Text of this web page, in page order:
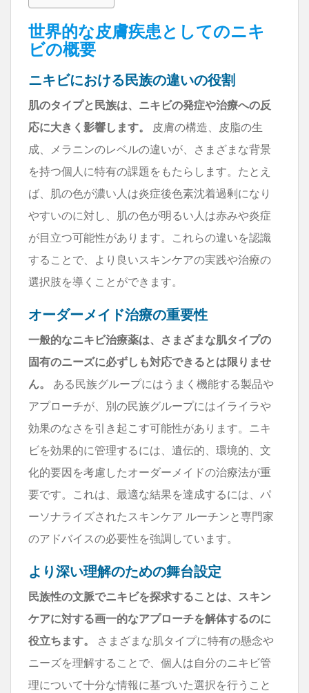
世界的な皮膚疾患としてのニキ
ビの概要
ニキビにおける民族の違いの役割
肌のタイプと民族は、ニキビの発症や治療への反
応に大きく影響します。
皮膚の構造、皮脂の生
成、メラニンのレベルの違いが、さまざまな背景
を持つ個人に特有の課題をもたらします。たとえ
ば、肌の色が濃い人は炎症後色素沈着過剰になり
やすいのに対し、肌の色が明るい人は赤みや炎症
が目立つ可能性があります。これらの違いを認識
することで、より良いスキンケアの実践や治療の
選択肢を導くことができます。
オーダーメイド治療の重要性
一般的なニキビ治療薬は、さまざまな肌タイプの
固有のニーズに必ずしも対応できるとは限りませ
ん。
ある民族グループにはうまく機能する製品や
アプローチが、別の民族グループにはイライラや
効果のなさを引き起こす可能性があります。ニキ
ビを効果的に管理するには、遺伝的、環境的、文
化的要因を考慮したオーダーメイドの治療法が重
要です。これは、最適な結果を達成するには、パ
ーソナライズされたスキンケア ルーチンと専門家
のアドバイスの必要性を強調しています。
より深い理解のための舞台設定
民族性の文脈でニキビを探求することは、スキン
ケアに対する画一的なアプローチを解体するのに
役立ちます。
さまざまな肌タイプに特有の懸念や
ニーズを理解することで、個人は自分のニキビ管
理について十分な情報に基づいた選択を行うこと